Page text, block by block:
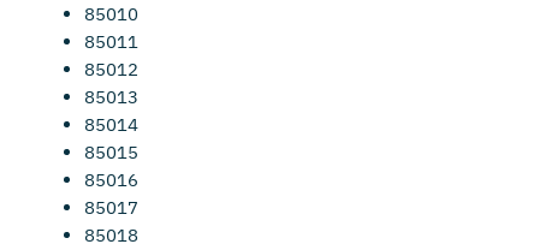
85010
85011
85012
85013
85014
85015
85016
85017
85018